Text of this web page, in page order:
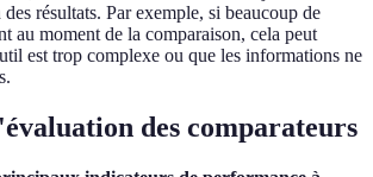
résultats. Par exemple, si beaucoup de
au moment de la comparaison, cela peut
est trop complexe ou que les informations ne
des comparateurs